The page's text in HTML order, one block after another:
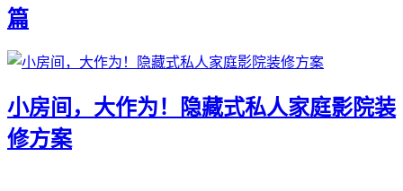
篇
小房间，大作为！隐藏式私人家庭影院装
修方案